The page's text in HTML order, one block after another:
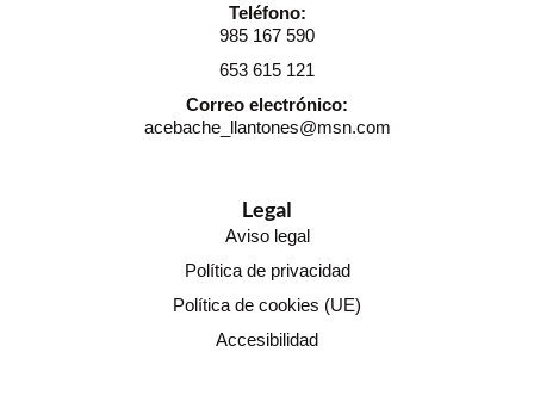
Teléfono:
985 167 590
653 615 121
Correo electrónico:
acebache_llantones@msn.com
Legal
Aviso legal
Política de privacidad
Política de cookies (UE)
Accesibilidad